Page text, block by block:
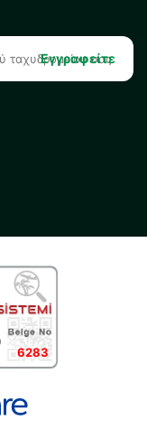
Εγγραφείτε
6283